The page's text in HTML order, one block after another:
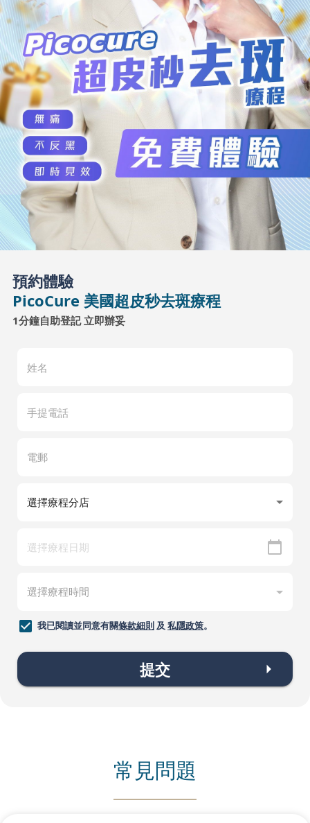
預約體驗
PicoCure 美國超皮秒去斑療程
1分鐘自助登記 立即辦妥
我已閱讀並同意有關條款細則及 私隱政策。
提交
常見問題